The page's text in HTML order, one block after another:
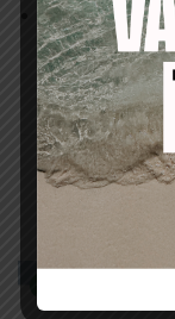
Cabello mas